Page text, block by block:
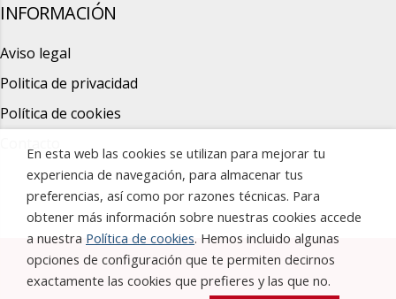
INFORMACIÓN
Aviso legal
Politica de privacidad
Política de cookies
En esta web las cookies se utilizan para mejorar tu
experiencia de navegación, para almacenar tus
preferencias, así como por razones técnicas. Para
obtener más información sobre nuestras cookies accede
a nuestra Política de cookies. Hemos incluido algunas
opciones de configuración que te permiten decirnos
exactamente las cookies que prefieres y las que no.